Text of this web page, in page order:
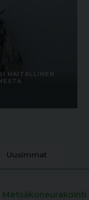
HAITALLINEN
Uusimmat
Metsäkoneurakointi